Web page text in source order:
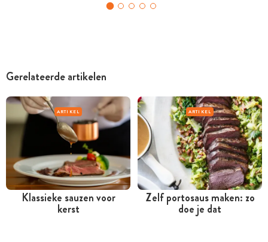
Gerelateerde artikelen
ARTIKEL
Klassieke sauzen voor
kerst
ARTIKEL
Zelf portosaus maken: zo
doe je dat